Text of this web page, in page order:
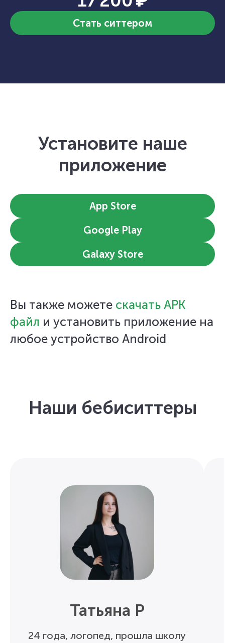
Стать ситтером
Установите наше
приложение
App Store
Google Play
Galaxy Store
Вы также можете скачать APK
файл и установить приложение на
любое устройство Android
Наши бебиситтеры
Татьяна Р
24 года, логопед, прошла школу